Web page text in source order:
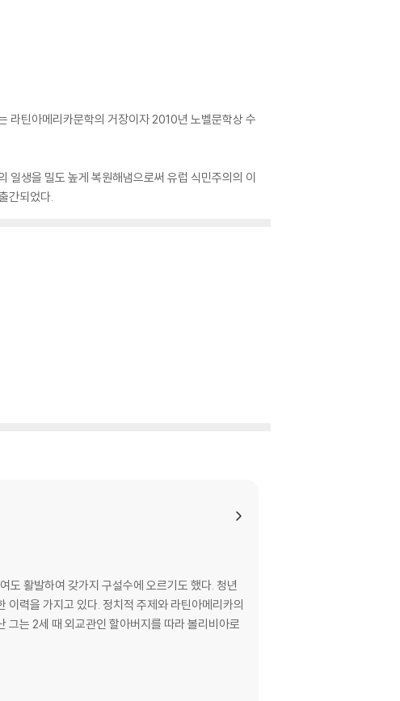
라틴아메리카문학의 거장이자 2010년 노벨문학상 수
일생을 밀도 높게 복원해냄으로써 유럽 식민주의의 이
간되었다.
도 활발하여 갖가지 구설수에 오르기도 했다. 청년
력을 가지고 있다. 정치적 주제와 라틴아메리카의